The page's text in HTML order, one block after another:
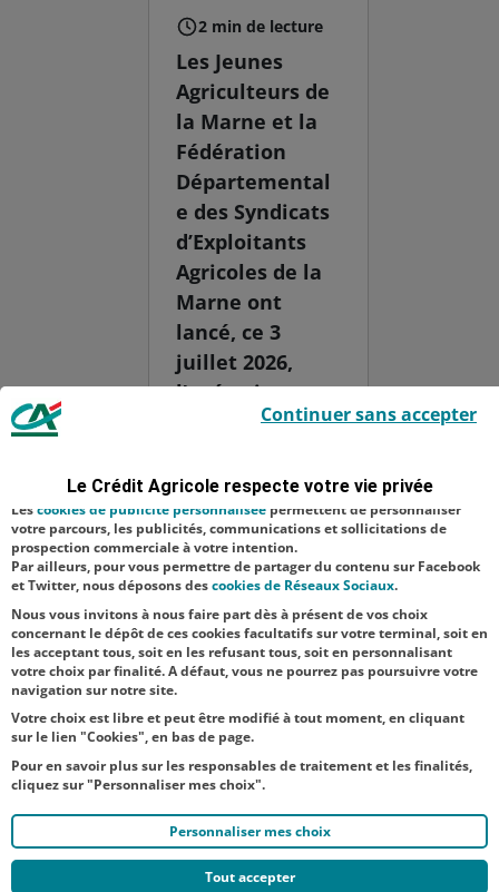
2 min de lecture
Les Jeunes
Agriculteurs de
la Marne et la
Fédération
Départemental
e des Syndicats
d’Exploitants
Agricoles de la
Marne ont
lancé, ce 3
juillet 2026,
l’opération
solidarité
venir en aide
aux éleveurs
faisant face aux
difficultés
d’appr...
Le Crédit Agricole respecte votre vie privée
indispensables car utilisés à des fins de bon fonctionnement et de
sécurité ; d’autres sont facultatifs. Les
satisfaction facultatifs.
Lescookies de publicité personnalisée permettent de personnaliser
votre parcours, les publicités, communications et sollicitations de
prospection commerciale à votre intention.
Par ailleurs, pour vous permettre de partager du contenu sur Facebook
et Twitter, nous déposons descookies de Réseaux Sociaux.
Nous vous invitons à nous faire part dès à présent de vos choix
concernant le dépôt de ces cookies facultatifs sur votre terminal, soit en
les acceptant tous, soit en les refusant tous, soit en personnalisant
votre choix par finalité. A défaut, vous ne pourrez pas poursuivre votre
navigation sur notre site.
Votre choix est libre et peut être modifié à tout moment, en cliquant
sur le lien "Cookies", en bas de page.
Pour en savoir plus sur les responsables de traitement et les finalités,
cliquez sur "Personnaliser mes choix".
Personnaliser mes choix
Tout accepter
Continuer sans accepter